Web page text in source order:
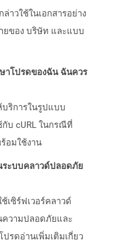
าวใช้ในเอกสารอย่าง
ยของ บริษัท และแบบ
าโปรดของฉัน ฉันควร
บริการในรูปแบบ
กับ cURL ในกรณีที่
อมใช้งาน
ระบบคลาวด์ปลอดภัย
เซิร์ฟเวอร์คลาวด์
ความปลอดภัยและ
รดอ่านเพิ่มเติมเกี่ยว